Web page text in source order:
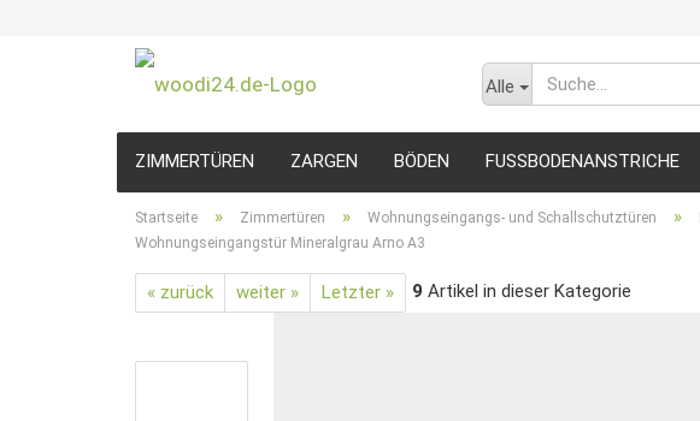
Alle
ZIMMERTÜREN ZARGEN BÖDEN FUSSBODENANSTRICHE
Startseite » Zimmertüren » Wohnungseingangs- und Schallschutztüren »
Wohnungseingangstür Mineralgrau Arno A3
« zurück weiter » Letzter » 9 Artikel in dieser Kategorie